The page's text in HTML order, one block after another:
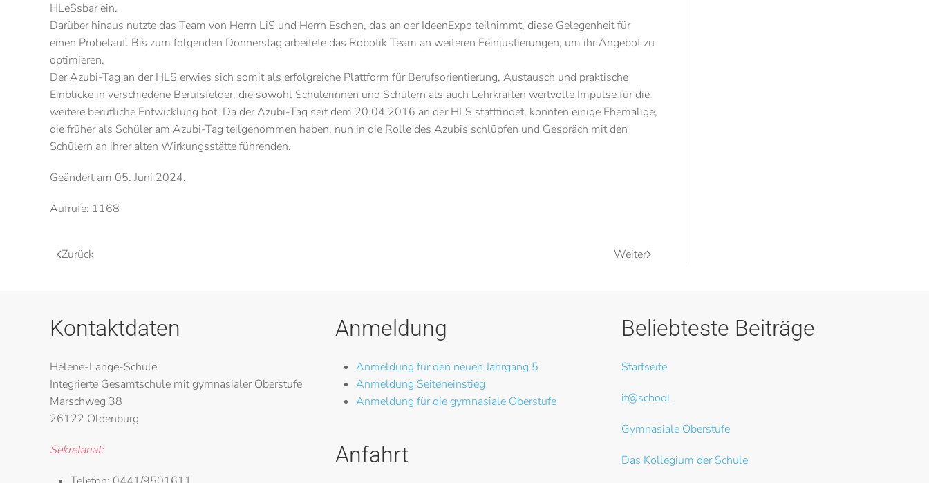
HLeSsbar ein.
Darüber hinaus nutzte das Team von Herrn LiS und Herrn Eschen, das an der IdeenExpo teilnimmt, diese Gelegenheit für
einen Probelauf. Bis zum folgenden Donnerstag arbeitete das Robotik Team an weiteren Feinjustierungen, um ihr Angebot zu
optimieren.
Der Azubi-Tag an der HLS erwies sich somit als erfolgreiche Plattform für Berufsorientierung, Austausch und praktische
Einblicke in verschiedene Berufsfelder, die sowohl Schülerinnen und Schülern als auch Lehrkräften wertvolle Impulse für die
weitere berufliche Entwicklung bot. Da der Azubi-Tag seit dem 20.04.2016 an der HLS stattfindet, konnten einige Ehemalige,
die früher als Schüler am Azubi-Tag teilgenommen haben, nun in die Rolle des Azubis schlüpfen und Gespräch mit den
Schülern an ihrer alten Wirkungsstätte führenden.
Geändert am 05. Juni 2024.
Aufrufe: 1168
Zurück Weiter
Kontaktdaten
Helene-Lange-Schule
Integrierte Gesamtschule mit gymnasialer Oberstufe
Marschweg 38
26122 Oldenburg
Sekretariat:
Anmeldung
Anmeldung für den neuen Jahrgang 5
Anmeldung Seiteneinstieg
Anmeldung für die gymnasiale Oberstufe
Anfahrt
Beliebteste Beiträge
Startseite
it@school
Gymnasiale Oberstufe
Das Kollegium der Schule